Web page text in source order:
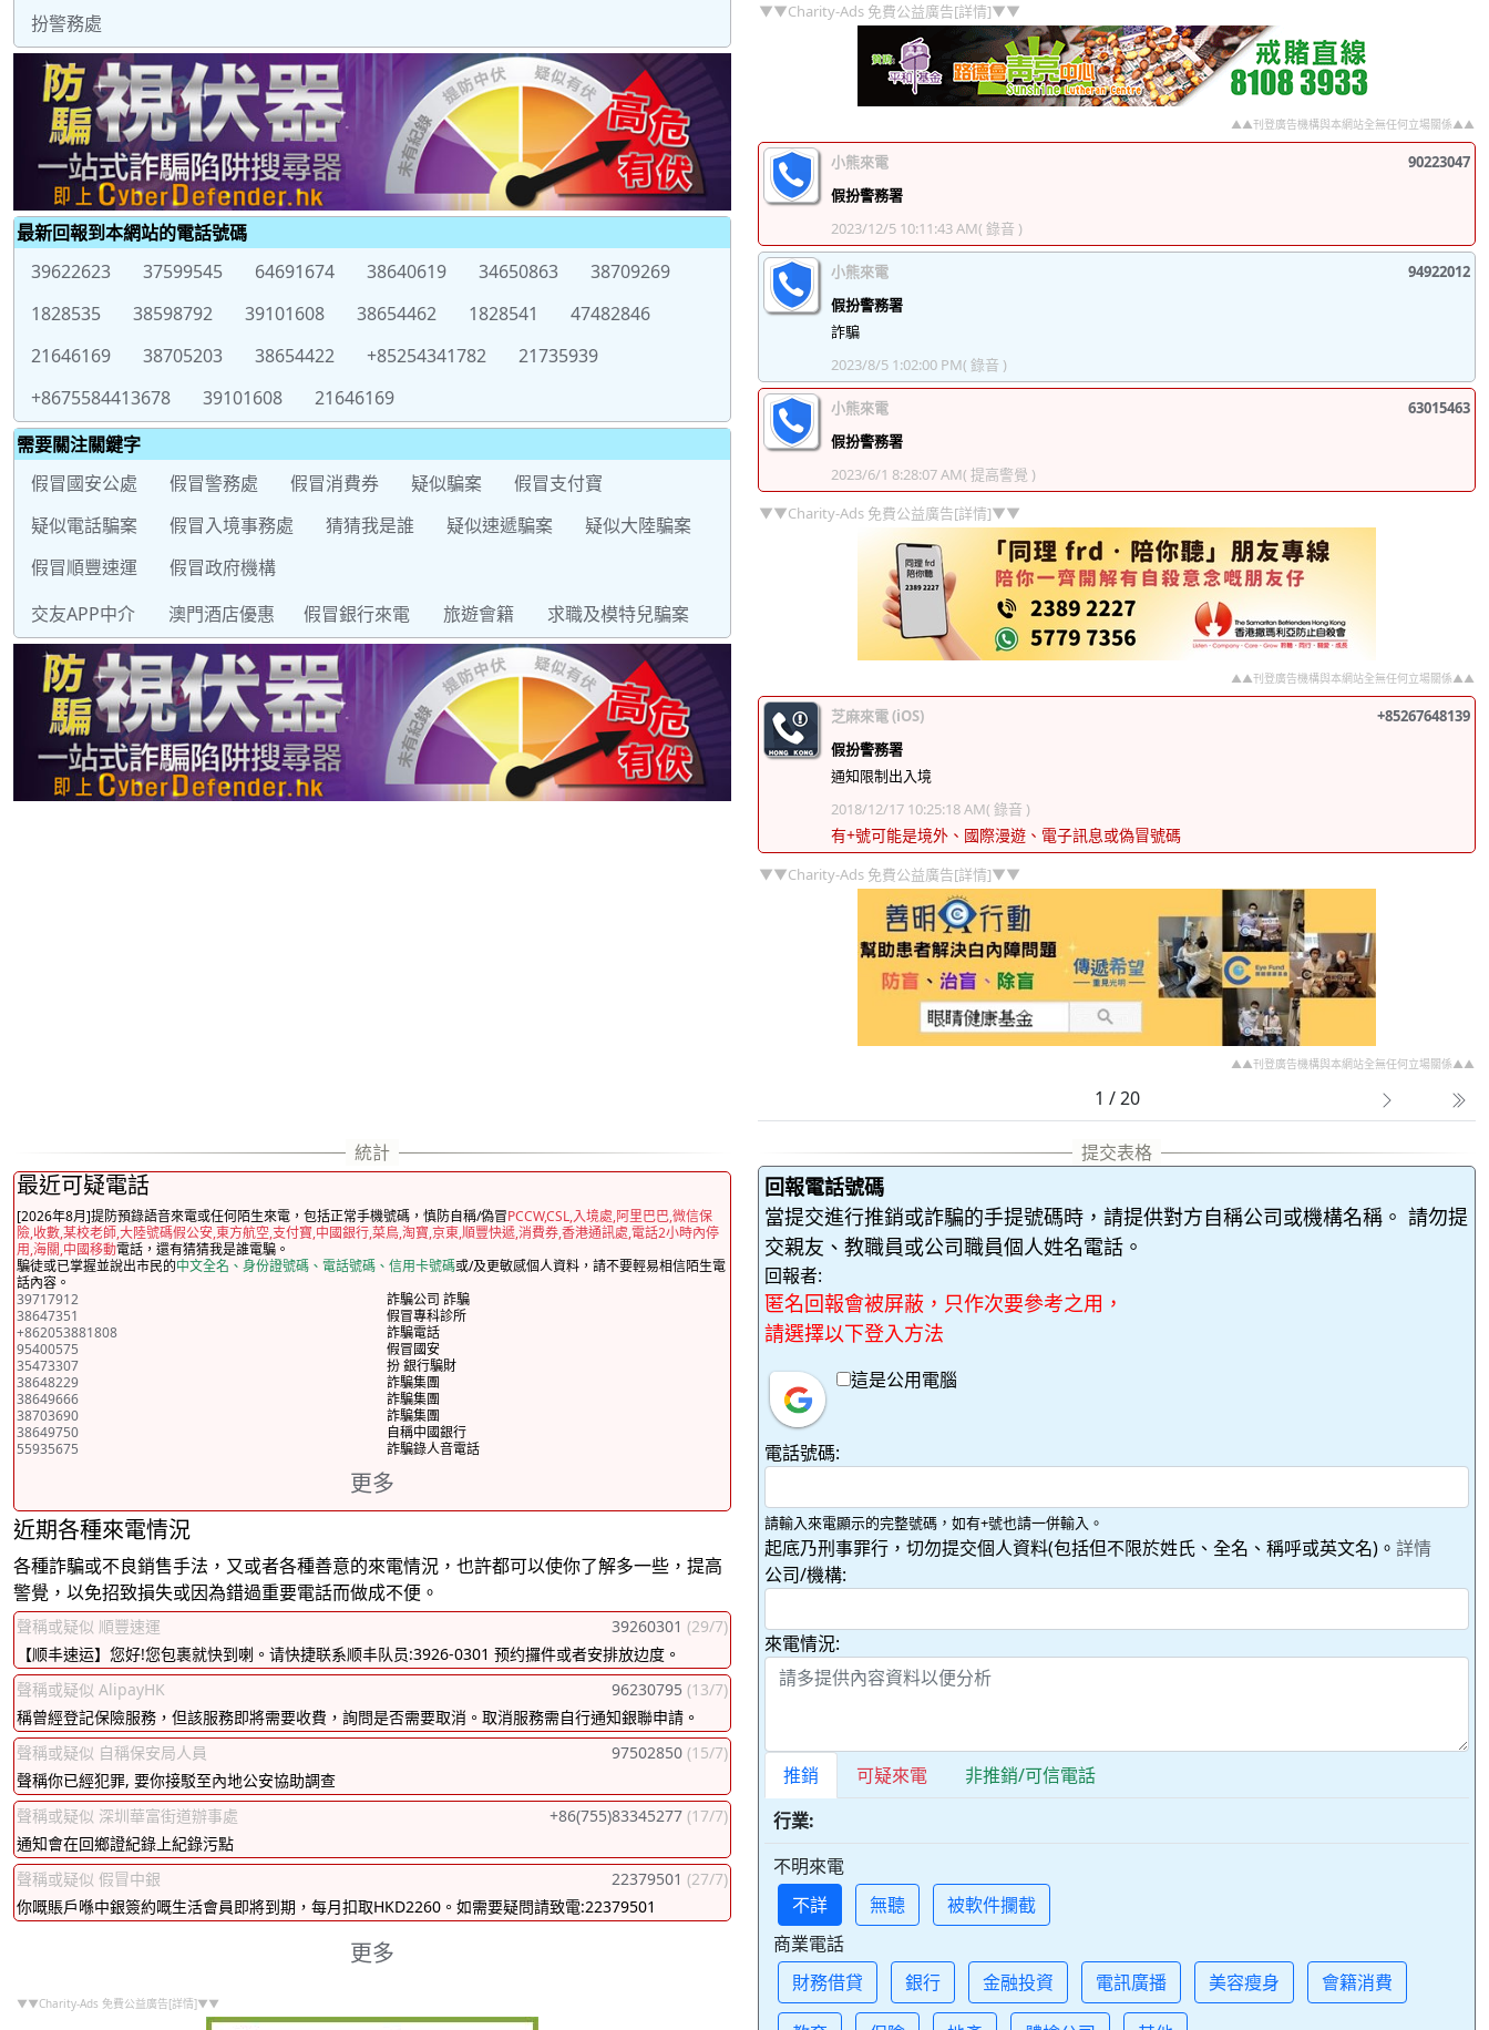
扮警務處
最新回報到本網站的電話號碼
39622623
37599545 64691674 38640619 34650863
38709269
1828535
38598792 39101608 38654462 1828541
47482846
21646169
38705203 38654422 +85254341782
21735939
+8675584413678
39101608
21646169
需要關注關鍵字
假冒國安公處
假冒警務處 假冒消費券 疑似騙案
假冒支付寶
疑似電話騙案
假冒入境事務處 猜猜我是誰 疑似速遞騙案
疑似大陸騙案
假冒順豐速運
假冒政府機構
交友APP中介
澳門酒店優惠 假冒銀行來電 旅遊會籍 求職及模特兒騙案
▼▼Charity-Ads 免費公益廣告[詳情]▼▼
▲▲刊登廣告機構與本網站全無任何立場關係▲▲
小熊來電
90223047
假扮警務署
2023/12/5 10:11:43 AM( 錄音 )
小熊來電
94922012
假扮警務署
詐騙
2023/8/5 1:02:00 PM( 錄音 )
小熊來電
63015463
假扮警務署
2023/6/1 8:28:07 AM( 提高警覺 )
▼▼Charity-Ads 免費公益廣告[詳情]▼▼
▲▲刊登廣告機構與本網站全無任何立場關係▲▲
芝麻來電 (iOS)
+85267648139
假扮警務署
通知限制出入境
2018/12/17 10:25:18 AM( 錄音 )
有+號可能是境外、國際漫遊、電子訊息或偽冒號碼
▼▼Charity-Ads 免費公益廣告[詳情]▼▼
▲▲刊登廣告機構與本網站全無任何立場關係▲▲
1 / 20
最近可疑電話
[2026年8月]提防預錄語音來電或任何陌生來電，包括正常手機號碼，慎防自稱/偽冒PCCW,CSL,入境處,阿里巴巴,微信保
險,收數,某校老師,大陸號碼假公安,東方航空,支付寶,中國銀行,菜鳥,淘寶,京東,順豐快遞,消費券,香港通訊處,電話2小時內停
用,海關,中國移動電話，還有猜猜我是誰電騙。
騙徒或已掌握並說出市民的中文全名、身份證號碼、電話號碼、信用卡號碼或/及更敏感個人資料，請不要輕易相信陌生電
話內容。
39717912
詐騙公司 詐騙
38647351
假冒專科診所
+862053881808
詐騙電話
95400575
假冒國安
35473307
扮 銀行騙財
38648229
詐騙集團
38649666
詐騙集團
38703690
詐騙集團
38649750
自稱中國銀行
55935675
詐騙錄人音電話
更多
近期各種來電情況
各種詐騙或不良銷售手法，又或者各種善意的來電情況，也許都可以使你了解多一些，提高
警覺，以免招致損失或因為錯過重要電話而做成不便。
聲稱或疑似 順豐速運 39260301 (29/7)
【顺丰速运】您好!您包裹就快到喇。请快捷联系顺丰队员:3926-0301 预约攞件或者安排放边度。
聲稱或疑似 AlipayHK
96230795 (13/7)
稱曾經登記保險服務，但該服務即將需要收費，詢問是否需要取消。取消服務需自行通知銀聯申請。
聲稱或疑似 自稱保安局人員
97502850 (15/7)
聲稱你已經犯罪, 要你接駁至內地公安協助調查
聲稱或疑似 深圳華富街道辦事處
+86(755)83345277 (17/7)
通知會在回鄉證紀錄上紀錄污點
聲稱或疑似 假冒中銀
22379501 (27/7)
你嘅賬戶喺中銀簽約嘅生活會員即將到期，每月扣取HKD2260。如需要疑問請致電:22379501
更多
▼▼Charity-Ads 免費公益廣告[詳情]▼▼
回報電話號碼
當提交進行推銷或詐騙的手提號碼時，請提供對方自稱公司或機構名稱。 請勿提
交親友、教職員或公司職員個人姓名電話。
回報者:
匿名回報會被屏蔽，只作次要參考之用，
請選擇以下登入方法
這是公用電腦
電話號碼:
請輸入來電顯示的完整號碼，如有+號也請一併輸入。
起底乃刑事罪行，切勿提交個人資料(包括但不限於姓氏、全名、稱呼或英文名)。 詳情
公司/機構:
來電情況:
推銷 可疑來電
非推銷/可信電話
行業:
不明來電
不詳
無聽
被軟件攔截
商業電話
財務借貸
銀行 金融投資 電訊廣播 美容瘦身 會籍消費